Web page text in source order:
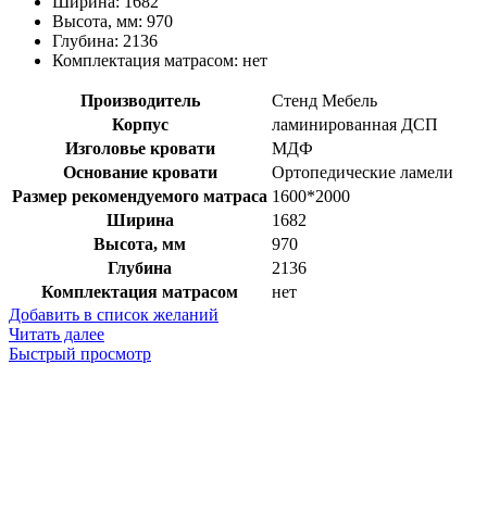
Высота, мм: 970
Глубина: 2136
Комплектация матрасом: нет
Производитель
Стенд Мебель
Корпус
ламинированная ДСП
Изголовье кровати
МДФ
Основание кровати
Ортопедические ламели
Размер рекомендуемого матраса 1600*2000
Ширина
1682
Высота, мм
970
Глубина
2136
Комплектация матрасом
нет
Добавить в список желаний
Читать далее
Быстрый просмотр